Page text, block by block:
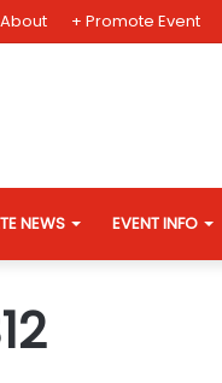
About + Promote Event
NEWS EVENT INFO